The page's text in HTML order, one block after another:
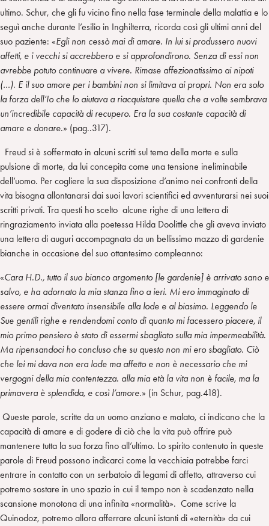
ultimo. Schur, che gli fu vicino fino nella fase terminale della malattia e lo
seguì anche durante l’esilio in Inghilterra, ricorda così gli ultimi anni del
suo paziente: «Egli non cessò mai di amare. In lui si produssero nuovi
affetti, e i vecchi si accrebbero e si approfondirono. Senza di essi non
avrebbe potuto continuare a vivere. Rimase affezionatissimo ai nipoti
(…). E il suo amore per i bambini non si limitava ai propri. Non era solo
la forza dell’Io che lo aiutava a riacquistare quella che a volte sembrava
un’incredibile capacità di recupero. Era la sua costante capacità di
amare e donare.» (pag..317).
Freud si è soffermato in alcuni scritti sul tema della morte e sulla
pulsione di morte, da lui concepita come una tensione ineliminabile
dell’uomo. Per cogliere la sua disposizione d’animo nei confronti della
vita bisogna allontanarsi dai suoi lavori scientifici ed avventurarsi nei suoi
scritti privati. Tra questi ho scelto alcune righe di una lettera di
ringraziamento inviata alla poetessa Hilda Doolittle che gli aveva inviato
una lettera di auguri accompagnata da un bellissimo mazzo di gardenie
bianche in occasione del suo ottantesimo compleanno:
«Cara H.D., tutto il suo bianco argomento [le gardenie] è arrivato sano e
salvo, e ha adornato la mia stanza fino a ieri. Mi ero immaginato di
essere ormai diventato insensibile alla lode e al biasimo. Leggendo le
Sue gentili righe e rendendomi conto di quanto mi facessero piacere, il
mio primo pensiero è stato di essermi sbagliato sulla mia impermeabilità.
Ma ripensandoci ho concluso che su questo non mi ero sbagliato. Ciò
che lei mi dava non era lode ma affetto e non è necessario che mi
vergogni della mia contentezza. alla mia età la vita non è facile, ma la
primavera è splendida, e così l’amore.» (in Schur, pag.418).
Queste parole, scritte da un uomo anziano e malato, ci indicano che la
capacità di amare e di godere di ciò che la vita può offrire può
mantenere tutta la sua forza fino all’ultimo. Lo spirito contenuto in queste
parole di Freud possono indicarci come la vecchiaia potrebbe farci
entrare in contatto con un serbatoio di legami di affetto, attraverso cui
potremo sostare in uno spazio in cui il tempo non è scadenzato nella
scansione monotona di una infinita «normalità». Come scrive la
Quinodoz, potremo allora afferrare alcuni istanti di «eternità» da cui